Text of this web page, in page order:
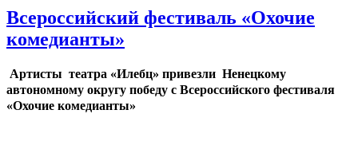
Всероссийский фестиваль «Охочие
комедианты»
Артисты театра «Илебц» привезли Ненецкому
автономному округу победу с Всероссийского фестиваля
«Охочие комедианты»